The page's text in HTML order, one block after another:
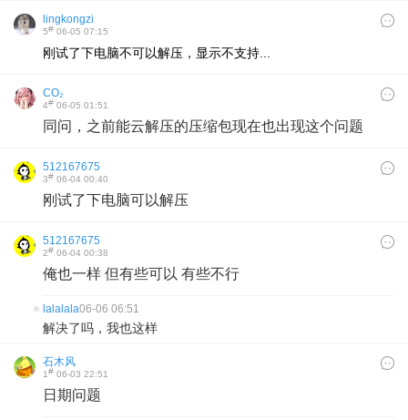
lingkongzi
5# 06-05 07:15
刚试了下电脑不可以解压，显示不支持...
CO₂
4# 06-05 01:51
同问，之前能云解压的压缩包现在也出现这个问题
512167675
3# 06-04 00:40
刚试了下电脑可以解压
512167675
2# 06-04 00:38
俺也一样 但有些可以 有些不行
lalalala06-06 06:51
解决了吗，我也这样
石木风
1# 06-03 22:51
日期问题